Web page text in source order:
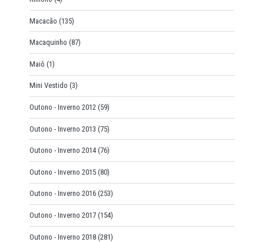
Macacão (135)
Macaquinho (87)
Maiô (1)
Mini Vestido (3)
Outono - Inverno 2012 (59)
Outono - Inverno 2013 (75)
Outono - Inverno 2014 (76)
Outono - Inverno 2015 (80)
Outono - Inverno 2016 (253)
Outono - Inverno 2017 (154)
Outono - Inverno 2018 (281)